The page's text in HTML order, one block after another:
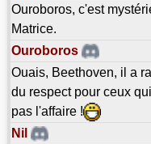
Ouroboros, c'est
Matrice.
Ouroboros
Ouais, Beethoven, il a
du respect pour ceux
pas l'affaire !
Nil